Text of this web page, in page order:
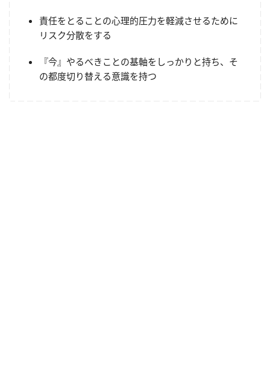
責任をとることの心理的圧力を軽減させるために
リスク分散をする
『今』やるべきことの基軸をしっかりと持ち、そ
の都度切り替える意識を持つ